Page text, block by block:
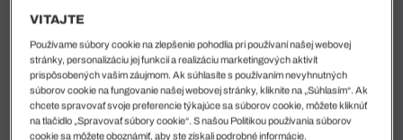
T-Clip Detské Syntetické
Dětské Bílé Pantofle Croco 1.0
VITAJTE
Používame súbory cookie na zlepšenie pohodlia pri používaní našej webovej
stránky, personalizáciu jej funkcií a realizáciu marketingových aktivít
prispôsobených vašim záujmom. Ak súhlasíte s používaním nevyhnutných
súborov cookie na fungovanie našej webovej stránky, kliknite na „Súhlasím“. Ak
chcete spravovať svoje preferencie týkajúce sa súborov cookie, môžete kliknúť
na tlačidlo „Spravovať súbory cookie“. S našou Politikou používania súborov
cookie sa môžete oboznámiť, aby ste získali podrobné informácie.